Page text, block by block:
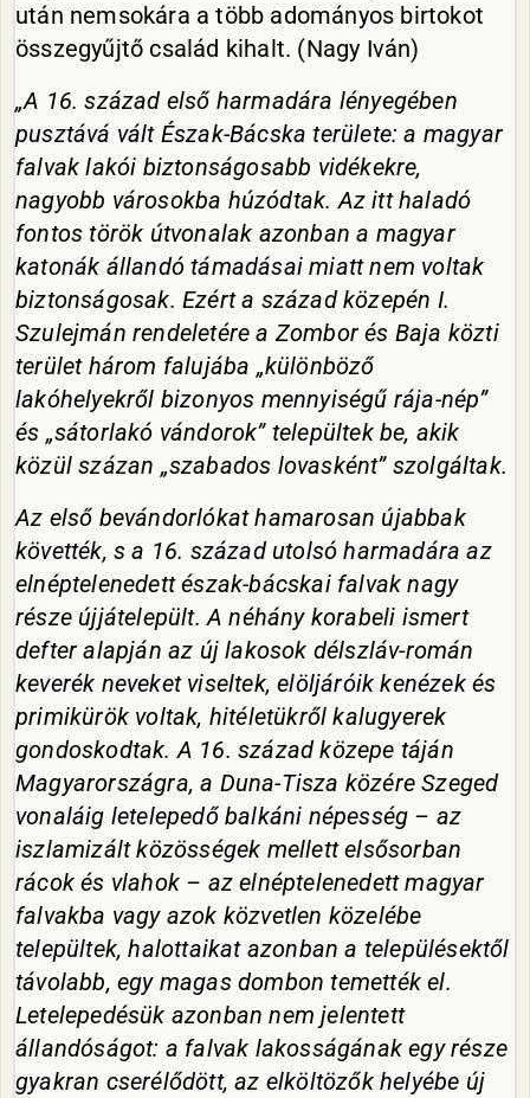
után nemsokára a több adományos birtokot
összegyűjtő család kihalt. (Nagy Iván)
„A 16. század első harmadára lényegében
pusztává vált Észak-Bácska területe: a magyar
falvak lakói biztonságosabb vidékekre,
nagyobb városokba húzódtak. Az itt haladó
fontos török útvonalak azonban a magyar
katonák állandó támadásai miatt nem voltak
biztonságosak. Ezért a század közepén I.
Szulejmán rendeletére a Zombor és Baja közti
terület három falujába „különböző
lakóhelyekről bizonyos mennyiségű rája-nép”
és „sátorlakó vándorok” települtek be, akik
közül százan „szabados lovasként” szolgáltak.
Az első bevándorlókat hamarosan újabbak
követték, s a 16. század utolsó harmadára az
elnéptelenedett észak-bácskai falvak nagy
része újjátelepült. A néhány korabeli ismert
defter alapján az új lakosok délszláv-román
keverék neveket viseltek, elöljáróik kenézek és
primikürök voltak, hitéletükről kalugyerek
gondoskodtak. A 16. század közepe táján
Magyarországra, a Duna-Tisza közére Szeged
vonaláig letelepedő balkáni népesség – az
iszlamizált közösségek mellett elsősorban
rácok és vlahok – az elnéptelenedett magyar
falvakba vagy azok közvetlen közelébe
települtek, halottaikat azonban a településektől
távolabb, egy magas dombon temették el.
Letelepedésük azonban nem jelentett
állandóságot: a falvak lakosságának egy része
gyakran cserélődött, az elköltözők helyébe új